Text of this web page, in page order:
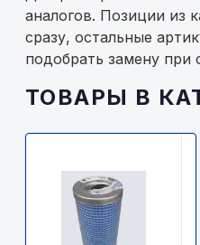
аналогов. Позиции из
сразу, остальные
подобрать замену при
ТОВАРЫ В